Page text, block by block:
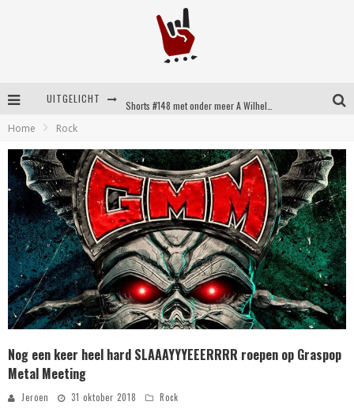
UITGELICHT
Britse emorockers van Basement maken tweede comeback met het indrukwekkende ‘Wired’
Shorts #149 met onder meer No Cure, Eva Under Fire, The Hu en Sleeping With Sirens
Home Rock
Nog een keer heel hard SLAAAYYYEEERRRR roepen op Graspop
Metal Meeting
Jeroen 31 oktober 2018 Rock